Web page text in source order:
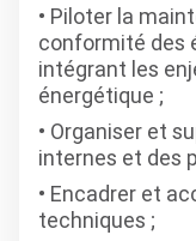
Piloter la
conformité des
intégrant les
énergétique ;
Organiser et
internes et des
Encadrer et
techniques ;